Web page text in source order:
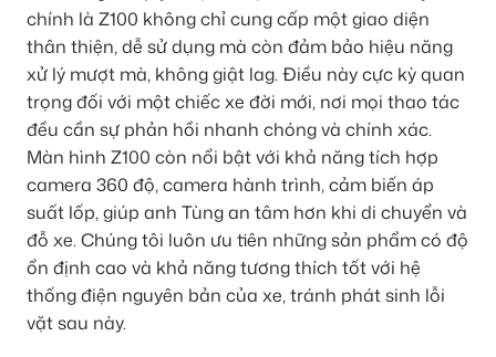
chính là Z100 không chỉ cung cấp một giao diện
thân thiện, dễ sử dụng mà còn đảm bảo hiệu năng
xử lý mượt mà, không giật lag. Điều này cực kỳ quan
trọng đối với một chiếc xe đời mới, nơi mọi thao tác
đều cần sự phản hồi nhanh chóng và chính xác.
Màn hình Z100 còn nổi bật với khả năng tích hợp
camera 360 độ, camera hành trình, cảm biến áp
suất lốp, giúp anh Tùng an tâm hơn khi di chuyển và
đỗ xe. Chúng tôi luôn ưu tiên những sản phẩm có độ
ổn định cao và khả năng tương thích tốt với hệ
thống điện nguyên bản của xe, tránh phát sinh lỗi
vặt sau này.